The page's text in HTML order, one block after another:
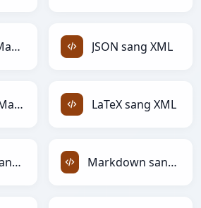
JSON sang Magic JSON sang XML
LaTeX sang Magic LaTeX sang XML
Markdown sang Magic Markdown sang XML